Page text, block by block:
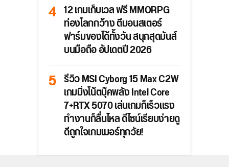
12 เกมเก็บเวล ฟรี MMORPG
ท่องโลกกว้าง ตีมอนสเตอร์
ฟาร์มของได้ทั้งวัน สนุกสุดมันส์
บนมือถือ อัปเดตปี 2026
รีวิว MSI Cyborg 15 Max C2W
เกมมิ่งโน้ตบุ๊คพลัง Intel Core
7+RTX 5070 เล่นเกมก็เร็วแรง
ทำงานก็ลื่นไหล ดีไซน์เรียบง่ายดู
ดีถูกใจเกมเมอร์ทุกวัย!